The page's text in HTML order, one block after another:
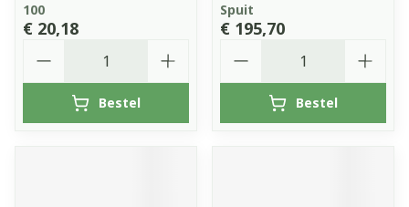
100
€ 20,18
Bestel
Spuit
€ 195,70
Bestel